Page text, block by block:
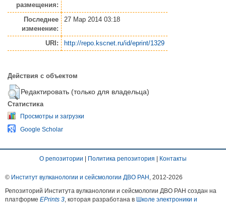
размещения:
Последнее
изменение:
27 Мар 2014 03:18
URI: http://repo.kscnet.ru/id/eprint/1329
Действия с объектом
Редактировать (только для владельца)
Статистика
Просмотры и загрузки
Google Scholar
О репозитории | Политика репозитория | Контакты
© Институт вулканологии и сейсмологии ДВО РАН , 2012-2026
Репозиторий Института вулканологии и сейсмологии ДВО РАН создан на
платформе EPrints 3 , которая разработана в Школе электроники и